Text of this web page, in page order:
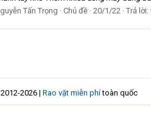
Tấn Trọng
Chủ đề 20/1/22 Trả lời:
2026 | Rao vặt miễn phítoàn quốc